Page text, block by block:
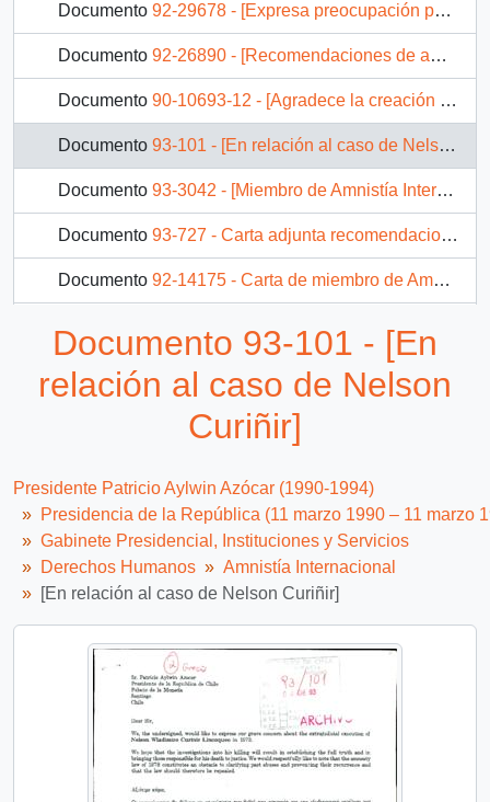
Documento 92-29678 - [Expresa preocupación por las violaciones a los derechos humanos del pueblo mapuche]
Documento 92-26890 - [Recomendaciones de amnistía internacional para la protección de los derechos fundamentales de los pueblos indígenas]
Documento 90-10693-12 - [Agradece la creación de la Comisión de Verdad y Reconciliación y esperan que sus reformas sean claves en la justicia para los detenidos desaparecidos]
Documento 93-101 - [En relación al caso de Nelson Curiñir]
Documento 93-3042 - [Miembro de Amnistía Internacional se refiere a caso de mapuche asesinado en 1973 y la ley de amnistía de 1978]
Documento 93-727 - Carta adjunta recomendaciones de Amnistía Internacional para la protección de los derechos fundamentales de los pueblos indígenas
Documento 92-14175 - Carta de miembro de Amnistía Internacional solicita investigar desaparición de Nelson Curiñir Lincoqueo
92-21368 - [Relacionadas con caso Curiñir Lincoqueo]
Documento 93-101 - [En
relación al caso de Nelson
Curiñir]
Presidente Patricio Aylwin Azócar (1990-1994)
Presidencia de la República (11 marzo 1990 – 11 marzo
Gabinete Presidencial, Instituciones y Servicios
Derechos Humanos
Amnistía Internacional
[En relación al caso de Nelson Curiñir]